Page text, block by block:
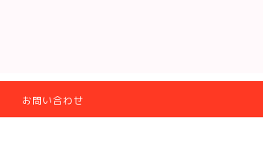
お問い合わせ